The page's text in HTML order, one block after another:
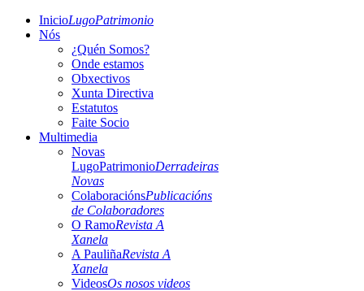
InicioLugoPatrimonio
Nós
¿Quén Somos?
Onde estamos
Obxectivos
Xunta Directiva
Estatutos
Faite Socio
Multimedia
Novas
LugoPatrimonioDerradeiras
Novas
ColaboraciónsPublicacións
de Colaboradores
O RamoRevista A
Xanela
A PauliñaRevista A
Xanela
VideosOs nosos videos